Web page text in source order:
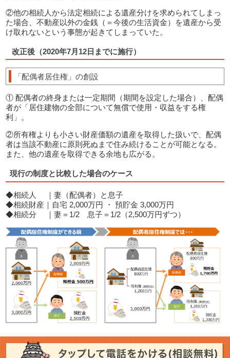
②他の相続人から法定相続による遺産分けを求められてしまっ
た場合、不動産以外の金銭（＝今後の生活資金）を遺産から受
け取れないという事態が起きてしまっていた。
改正後（2020年7月12日までに施行）
「配偶者居住権」の創設
① 配偶者の終身または一定期間（期間を設定した場合）、配偶
者が「居住建物の全部について無償で使用・収益をする権
利」。
②所有権よりも小さい財産価額の遺産を取得した扱いで、配偶
者は当該不動産に原則死ぬまで住み続けることが可能となる。
また、他の遺産を取得できる余地も広がる。
現行の制度と比較した場合のケース
◆相続人 ｜妻（配偶者）と息子
◆相続財産｜自宅 2,000万円 ・ 預貯金 3,000万円
◆相続分 ｜妻＝1/2 息子＝1/2（2,500万円ずつ）